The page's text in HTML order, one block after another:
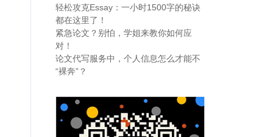
轻松攻克Essay：一小时1500字的秘诀
都在这里了！
紧急论文？别怕，学姐来教你如何应
对！
论文代写服务中，个人信息怎么才能不
“裸奔”？